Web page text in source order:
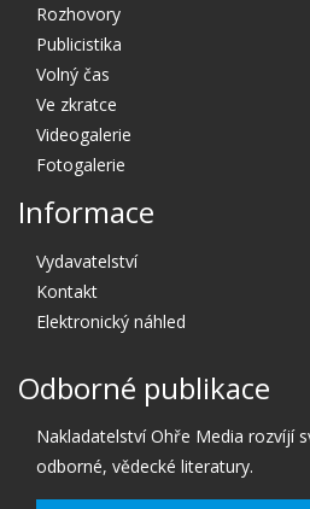
Rozhovory
Publicistika
Volný čas
Ve zkratce
Videogalerie
Fotogalerie
Informace
Vydavatelství
Kontakt
Elektronický náhled
Odborné publikace
Nakladatelství Ohře Media rozvíjí
odborné, vědecké literatury.